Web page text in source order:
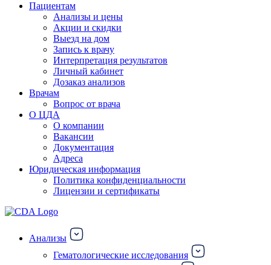
Пациентам
Анализы и цены
Акции и скидки
Выезд на дом
Запись к врачу
Интерпретация результатов
Личный кабинет
Дозаказ анализов
Врачам
Вопрос от врача
О ЦДА
О компании
Вакансии
Документация
Адреса
Юридическая информация
Политика конфиденциальности
Лицензии и сертификаты
Анализы
Гематологические исследования